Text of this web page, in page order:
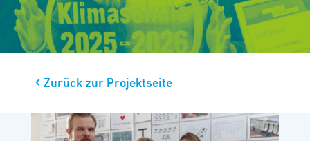
Zurück zur Projektseite